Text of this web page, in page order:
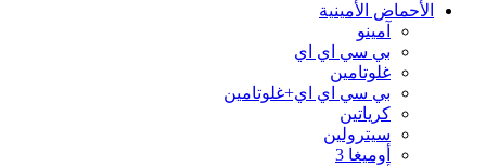
الأحماض الأمينية
آمينو
بي سي اي اي
غلوتامين
بي سي اي اي+غلوتامين
كرياتين
سيترولين
أوميغا 3